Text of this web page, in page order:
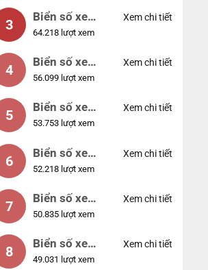
3
Biển số xe
88888
64.218 lượt xem
Xem chi tiết
4
Biển số xe
12345
56.099 lượt xem
Xem chi tiết
5
Biển số xe
66666
53.753 lượt xem
Xem chi tiết
6
Biển số xe
11111
52.218 lượt xem
Xem chi tiết
7
Biển số xe
44444
50.835 lượt xem
Xem chi tiết
8
Biển số xe
77777
49.031 lượt xem
Xem chi tiết